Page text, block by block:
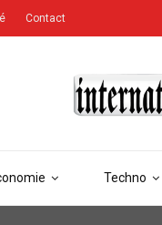
Techno
Contact